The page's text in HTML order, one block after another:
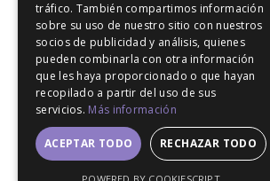
© 2020. All Rights Reserved │
tráfico. También compartimos información
sobre su uso de nuestro sitio con nuestros
socios de publicidad y análisis, quienes
pueden combinarla con otra información
que les haya proporcionado o que hayan
recopilado a partir del uso de sus
servicios. Más información
ACEPTAR TODO RECHAZAR TODO